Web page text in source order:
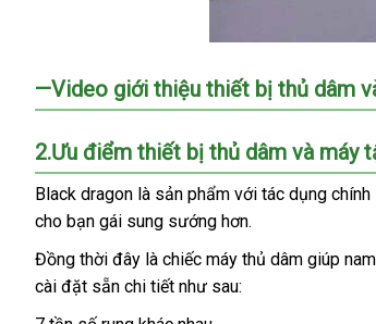
Thiet
bi
dam
va
may
tap
cho
nam
gioi
—Video giới thiệu thiết bị thủ dâm
2.Ưu điểm thiết bị thủ dâm mới
nhất
và máy
Black dragon là sản phẩm rẻ
nhất
với tác dụng
cho bạn gái sung sướng hơn.
Đồng thời đây là chiếc máy thủ dâm giúp
cài đặt sẵn chi tiết khách
hàng
như sau: